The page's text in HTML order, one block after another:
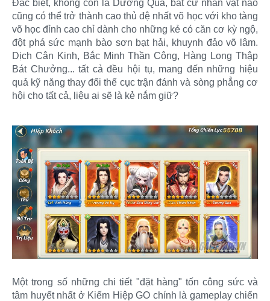
Đặc biệt, không còn là Dương Quá, bất cứ nhân vật nào
cũng có thể trở thành cao thủ đệ nhất võ học với kho tàng
võ học đỉnh cao chỉ dành cho những kẻ có căn cơ kỳ ngộ,
đột phá sức mạnh bào sơn bạt hải, khuynh đảo võ lâm.
Dịch Cân Kinh, Bắc Minh Thần Công, Hàng Long Thập
Bát Chưởng... tất cả đều hội tụ, mang đến những hiệu
quả kỹ năng thay đổi thế cục trận đánh và sòng phẳng cơ
hội cho tất cả, liệu ai sẽ là kẻ nắm giữ?
Một trong số những chi tiết "đặt hàng" tốn công sức và
tâm huyết nhất ở Kiếm Hiệp GO chính là gameplay chiến